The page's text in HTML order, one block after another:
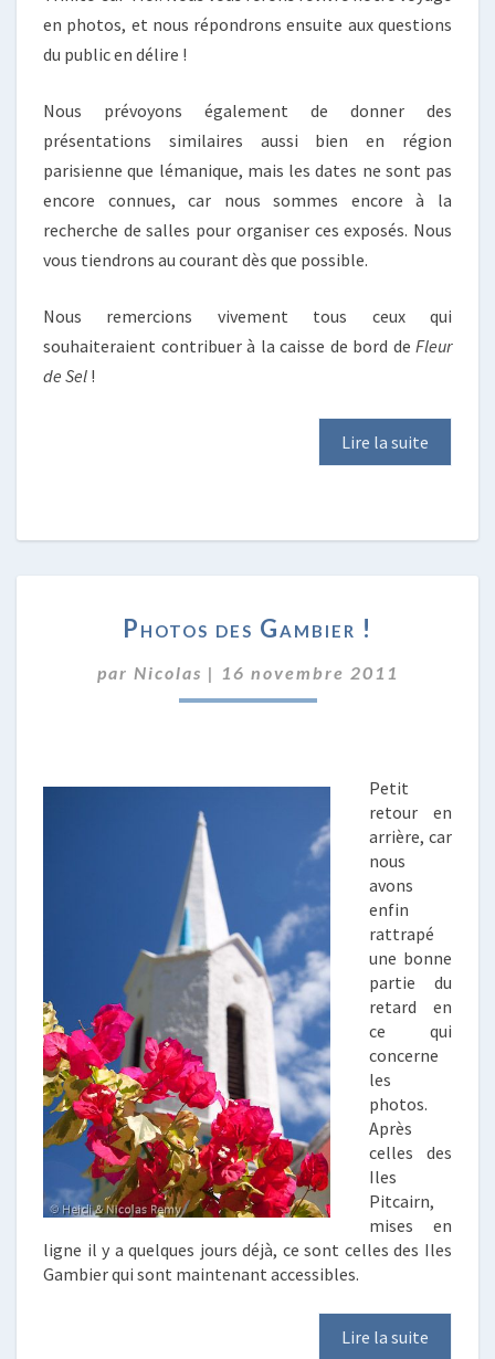
en photos, et nous répondrons ensuite aux questions
du public en délire !
Nous prévoyons également de donner des
présentations similaires aussi bien en région
parisienne que lémanique, mais les dates ne sont pas
encore connues, car nous sommes encore à la
recherche de salles pour organiser ces exposés. Nous
vous tiendrons au courant dès que possible.
Nous remercions vivement tous ceux qui
souhaiteraient contribuer à la caisse de bord de Fleur
de Sel !
Lire la suite
DES
!
Photos des Gambier !
par Nicolas | 16 novembre 2011
Petit
retour en
arrière, car
nous
avons
enfin
rattrapé
une bonne
partie du
retard en
ce qui
concerne
les
photos.
Après
celles des
Iles
Pitcairn,
mises en
ligne il y a quelques jours déjà, ce sont celles des Iles
Gambier qui sont maintenant accessibles.
Lire la suite